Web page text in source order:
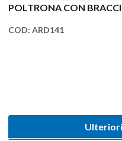
POLTRONA CON
COD: ARD141